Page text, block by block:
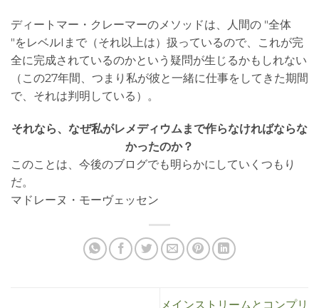
ディートマー・クレーマーのメソッドは、人間の "全体
"をレベルIまで（それ以上は）扱っているので、これが完
全に完成されているのかという疑問が生じるかもしれない
（この27年間、つまり私が彼と一緒に仕事をしてきた期間
で、それは判明している）。
それなら、なぜ私がレメディウムまで作らなければならな
かったのか？
このことは、今後のブログでも明らかにしていくつもり
だ。
マドレーヌ・モーヴェッセン
メインストリームとコンプリ